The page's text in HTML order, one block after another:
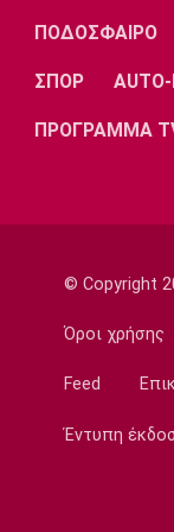
Super League 2
κουλτούρα
EuroLeague
Βαλένθια
Ο Κούτσιας
ΠΟΔΟΣΦΑΙΡΟ
ΣΠΟΡ
ΠΡΟΓΡΑΜΜΑ
© Copyright
Όροι χρήσης
Feed
Έντυπη